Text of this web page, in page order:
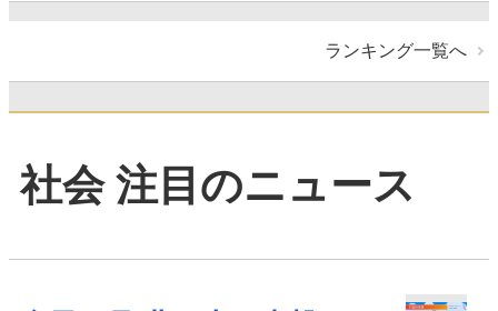
ランキング一覧へ
社会 注目のニュース